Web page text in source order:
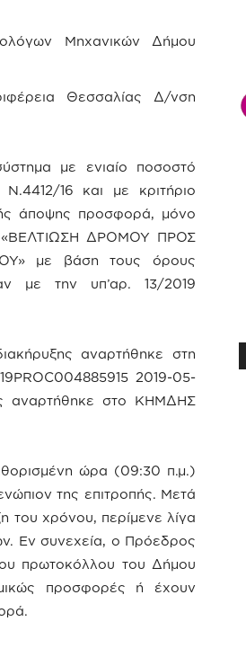
Μηχανικών Δήμου
Θεσσαλίας Δ/νση
με ενιαίο ποσοστό
16 και με κριτήριο
άποψης προσφορά, μόνο
«ΒΕΛΤΙΩΣΗ ΔΡΟΜΟΥ ΠΡΟΣ
με βάση τους όρους
με την υπ’αρ. 13/2019
αναρτήθηκε στη
2019-05-
αναρτήθηκε στο ΚΗΜΔΗΣ
ώρα (09:30 π.μ.)
της επιτροπής. Μετά
χρόνου, περίμενε λίγα
Εν συνεχεία, ο Πρόεδρος
πρωτοκόλλου του Δήμου
προσφορές ή έχουν